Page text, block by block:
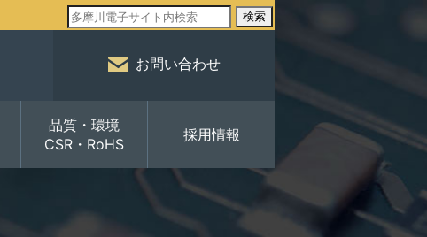
検索
お問い合わせ
品質・環境
CSR・RoHS
採用情報